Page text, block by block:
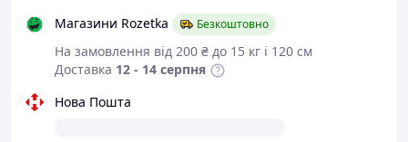
Необхідний розмір
визначається за довжиною
стопи
Розміри в наявності і розмірну
сітку дивіться в описі
Магазини Rozetka
Безкоштовно
На замовлення від 200 ₴ до 15 кг і 120 см
Доставка 12 - 14 серпня
Нова Пошта